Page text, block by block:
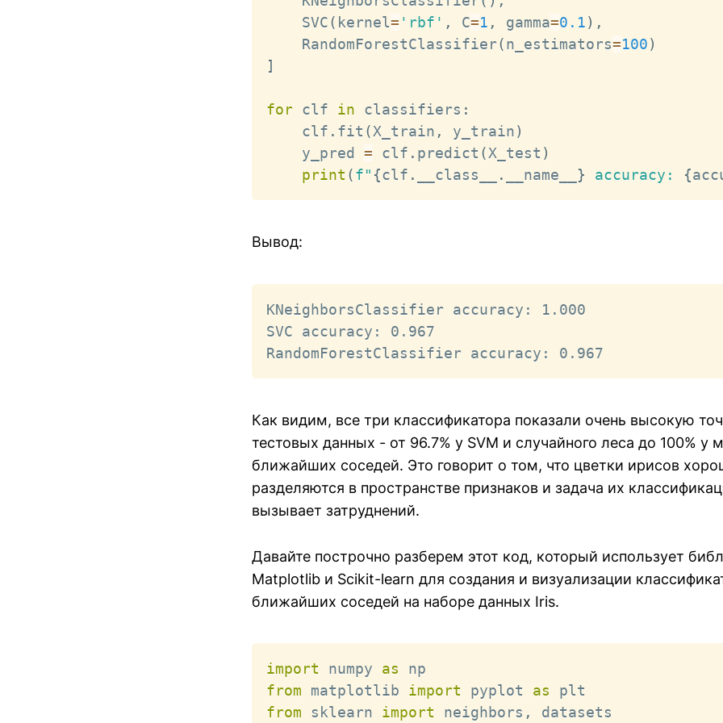
    SVC
( kernel= 'rbf' , C=1 , gamma=0.1) ,
    RandomForestClassifier
(n_estimators=100)
]
for clf in classifiers :
    clf
. fit (X_train , y_train)
    y_pred
= clf . predict (X_test )
print (f" {clf . __class__ . __name__ } accuracy: {
Вывод:
KNeighborsClassifier accuracy: 1.000
SVC accuracy: 0.967
Как видим, все три классификатора показали очень высокую
тестовых данных - от 96.7% у SVM и случайного леса до 100% у
ближайших соседей. Это говорит о том, что цветки ирисов
разделяются в пространстве признаков и задача их
вызывает затруднений.
Давайте построчно разберем этот код, который использует
Matplotlib и Scikit-learn для создания и визуализации
ближайших соседей на наборе данных Iris.
import numpy as
from matplotlib import pyplot as
from sklearn import neighbors ,